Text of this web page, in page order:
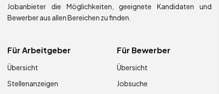
Jobanbieter die Möglichkeiten, geeignete Kandidaten und
Bewerber aus allen Bereichen zu finden.
Für Arbeitgeber
Übersicht
Stellenanzeigen
Für Bewerber
Übersicht
Jobsuche